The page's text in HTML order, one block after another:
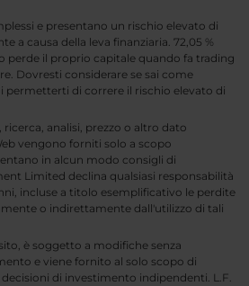
e presentano un rischio elevato di
a causa della leva finanziaria. 72,05 %
perde il proprio capitale quando fa trading
Dovresti considerare se sai come
permetterti di correre il rischio elevato di
analisi, prezzo o altro dato
vengono forniti solo a scopo
in alcun modo consigli di
Limited declina qualsiasi responsabilità
incluse a titolo esemplificativo le perdite
o indirettamente dall'utilizzo di tali
è soggetto a modifiche senza
e viene fornito al solo scopo di
di investimento indipendenti. L.F.